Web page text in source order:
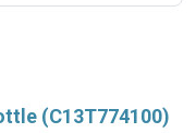
(C13T774100)